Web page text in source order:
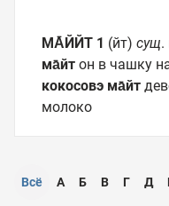
МА̄ЙЙТ 1 (йт) сущ.
ма̄йт он в чашку
кокосовэ ма̄йт
молоко
Всё А Б В Г Д